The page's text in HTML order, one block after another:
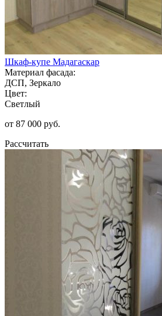
Шкаф-купе Мадагаскар
Материал фасада:
ДСП, Зеркало
Цвет:
Светлый
от 87 000 руб.
Рассчитать